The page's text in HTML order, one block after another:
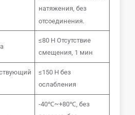
натяжения, без
отсоединения.
≤80 Н Отсутствие
смещения, 1 мин
≤150 Н без
ослабления
-40℃~+80℃, без